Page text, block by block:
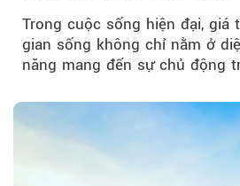
Trong cuộc sống hiện đại, giá
gian sống không chỉ nằm ở
năng mang đến sự chủ động